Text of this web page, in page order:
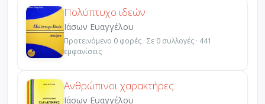
Πολύπτυχο ιδεών
Ιάσων Ευαγγέλου
Προτεινόμενο 0 φορές · Σε 0 συλλογές · 441
εμφανίσεις
Ανθρώπινοι χαρακτήρες
Ιάσων Ευαγγέλου